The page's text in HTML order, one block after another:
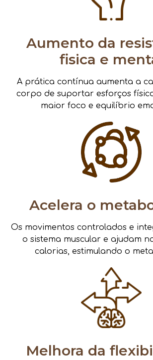
Aumento da
fisica e
A prática contínua aumenta a
corpo de suportar esforços
maior foco e equilíbrio
Acelera o
Os movimentos controlados e
o sistema muscular e ajudam
calorias, estimulando o
Melhora da